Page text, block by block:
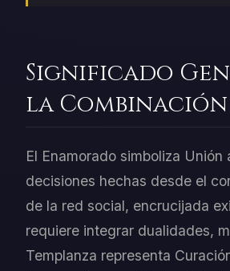
Significado
la Combinación
El Enamorado simboliza Unión
decisiones hechas desde el
de la red social, encrucijada
requiere integrar dualidades,
Templanza representa